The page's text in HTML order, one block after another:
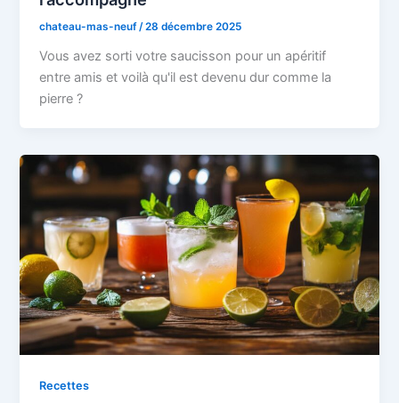
chateau-mas-neuf /28 décembre 2025
Vous avez sorti votre saucisson pour un apéritif
entre amis et voilà qu'il est devenu dur comme la
pierre ?
Recettes